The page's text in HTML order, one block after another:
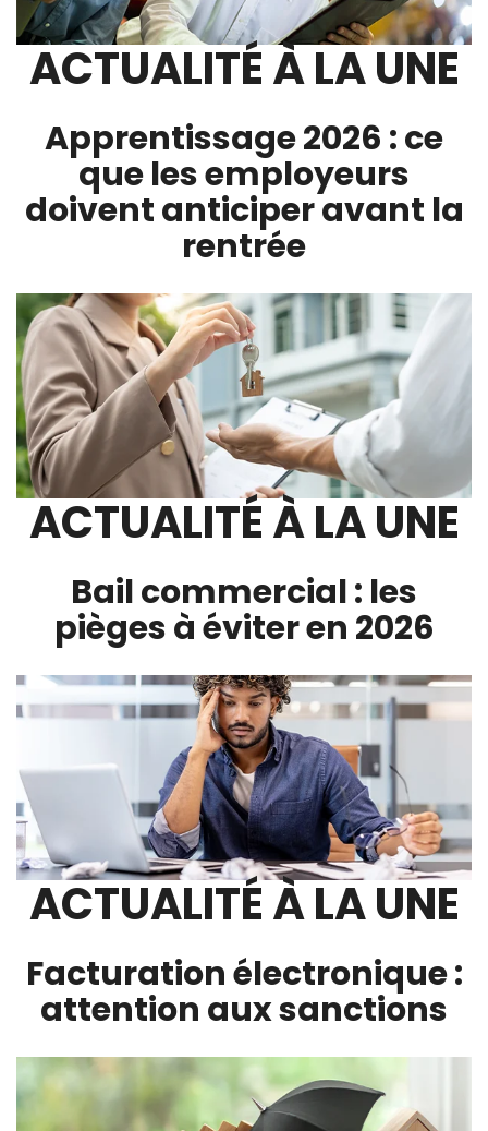
ACTUALITÉ À LA UNE
Apprentissage 2026 : ce
que les employeurs
doivent anticiper avant la
rentrée
ACTUALITÉ À LA UNE
Bail commercial : les
pièges à éviter en 2026
ACTUALITÉ À LA UNE
Facturation électronique :
attention aux sanctions